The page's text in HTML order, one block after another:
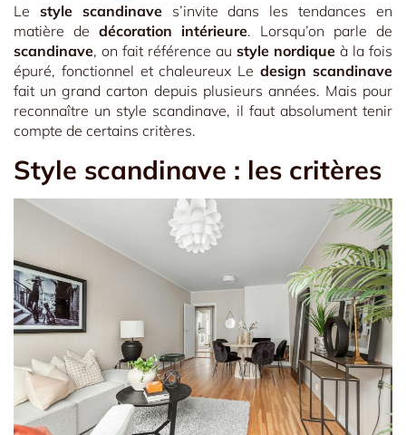
Le style scandinaves’invite dans les tendances en
matière de décoration intérieure. Lorsqu’on parle de
scandinave, on fait référence au style nordique à la fois
épuré, fonctionnel et chaleureux Ledesign scandinave
fait un grand carton depuis plusieurs années. Mais pour
reconnaître un style scandinave, il faut absolument tenir
compte de certains critères.
Style scandinave : les critères